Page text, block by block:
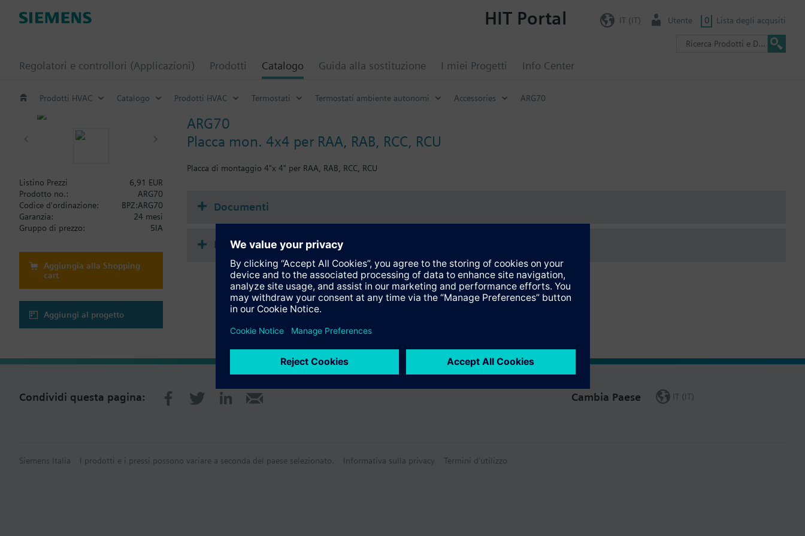
Regolatori e controllori (Applicazioni) Prodotti Catalogo Guida alla sostituzione I miei Progetti Info Center
HIT Portal IT (IT) Utente 0 Lista degli acqusiti
Prodotti HVAC Catalogo Prodotti HVAC Termostati Termostati ambiente autonomi Accessories ARG70
ARG70
Placca mon. 4x4 per RAA, RAB, RCC, RCU
Placca di montaggio 4"x 4" per RAA, RAB, RCC, RCU
Listino Prezzi
6,91 EUR
Prodotto no.:
ARG70
Codice d'ordinazione:
BPZ:ARG70
Garanzia:
24 mesi
Gruppo di prezzo:
5IA
Aggiungia alla Shopping
cart
Aggiungi al progetto
Documenti
Riepilogo Tecnico
Condividi questa pagina: Cambia Paese IT (IT)
Siemens Italia I prodotti e i pressi possono variare a seconda del paese selezionato. Informativa sulla privacy Termini d'utilizzo